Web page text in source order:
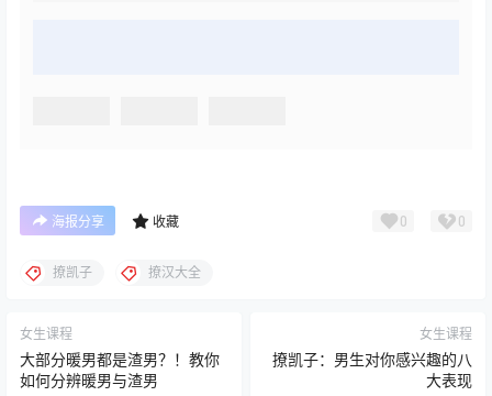
海报分享 收藏 0 0
撩凯子 撩汉大全
女生课程
大部分暖男都是渣男？！教你
如何分辨暖男与渣男
女生课程
撩凯子：男生对你感兴趣的八
大表现